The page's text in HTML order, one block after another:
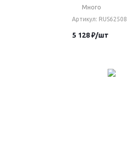
Много
Артикул: RUS62508
5 128₽/шт